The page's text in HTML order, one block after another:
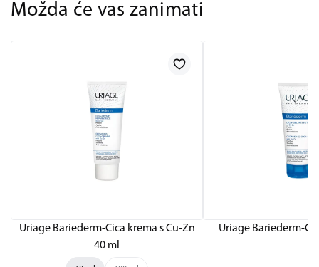
Možda će vas zanimati
Uriage Bariederm-Cica krema s Cu-Zn
40 ml
Uriage Bariederm-